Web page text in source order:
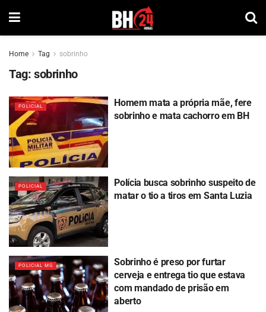
Home Tag sobrinho
Tag: sobrinho
POLICIAL
Homem mata a própria mãe, fere
sobrinho e mata cachorro em BH
POLICIAL
Polícia busca sobrinho suspeito de
matar o tio a tiros em Santa Luzia
POLICIAL MG
Sobrinho é preso por furtar
cerveja e entrega tio que estava
com mandado de prisão em
aberto